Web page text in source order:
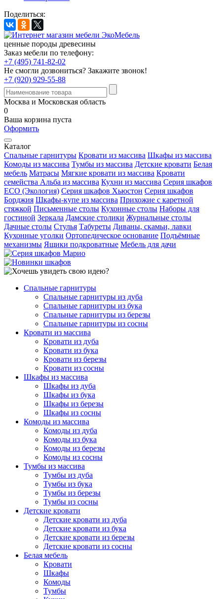
Поделиться:
ценные породы древесины
Заказ мебели по телефону:
+7 (495) 741-82-02
Не смогли дозвониться? Закажите звонок!
+7 (920) 929-55-88
Москва и Московская область
0
Ваша корзина пуста
Оформить
Каталог
Спальные гарнитуры Кровати из массива Шкафы из массива
Комоды из массива Тумбы из массива Детские кровати Белая
мебель Матрасы Мягкие кровати из массива Кровати
семейства Альба из массива Кухни из массива Серия шкафов
ECO (Экология) Серия шкафов Хьюстон Серия шкафов
Борджия Шкафы-купе из массива Прихожие с каретной
стяжкой Письменные столы Кухонные столы Наборы для
гостиной Зеркала Дамские столики Журнальные столы
Дачные столы Стулья Табуреты Диваны, скамьи, лавки
Кухонные уголки Ортопедическое основание Подъёмные
механизмы Ящики подкроватные Мебель для дачи
Спальные гарнитуры
Спальные гарнитуры из дуба
Спальные гарнитуры из бука
Спальные гарнитуры из березы
Спальные гарнитуры из сосны
Кровати из массива
Кровати из дуба
Кровати из бука
Кровати из березы
Кровати из сосны
Шкафы из массива
Шкафы из дуба
Шкафы из бука
Шкафы из березы
Шкафы из сосны
Комоды из массива
Комоды из дуба
Комоды из бука
Комоды из березы
Комоды из сосны
Тумбы из массива
Тумбы из дуба
Тумбы из бука
Тумбы из березы
Тумбы из сосны
Детские кровати
Детские кровати из дуба
Детские кровати из бука
Детские кровати из березы
Детские кровати из сосны
Белая мебель
Кровати
Шкафы
Комоды
Тумбы